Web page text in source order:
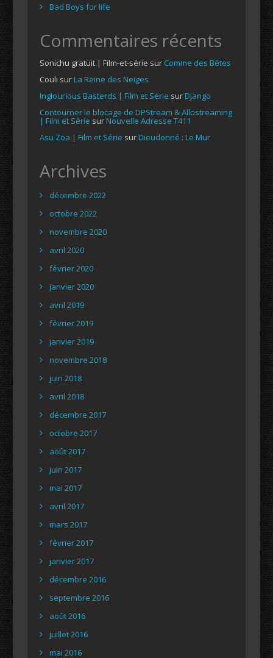
Bad Boys for life
Commentaires récents
Sonichu gratuit | Film-et-série sur Comme des Bêtes
Couli surLa Reine des Neiges
Inglourious Basterds | Film et Série surDjango
Contourner le blocage de DPStream & Allostreaming
| Film et Série surNouvelle Adresse T411
Asu Zoa | Film et Série surDieudonné : Le Mur
Archives
décembre 2022
octobre 2022
novembre 2020
avril 2020
février 2020
janvier 2020
avril 2019
février 2019
janvier 2019
novembre 2018
juin 2018
avril 2018
décembre 2017
octobre 2017
août 2017
juin 2017
mai 2017
avril 2017
mars 2017
février 2017
janvier 2017
décembre 2016
septembre 2016
août 2016
juillet 2016
mai 2016